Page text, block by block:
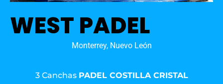
WEST PADEL
Monterrey, Nuevo León
3 Canchas PADEL COSTILLA CRISTAL